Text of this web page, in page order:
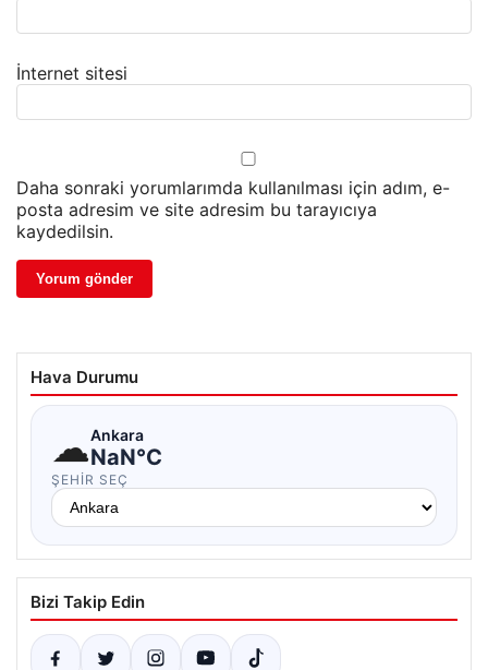
İnternet sitesi
Daha sonraki yorumlarımda kullanılması için adım, e-
posta adresim ve site adresim bu tarayıcıya
kaydedilsin.
Hava Durumu
☁Ankara
NaN°C
ŞEHIR SEÇ
Bizi Takip Edin